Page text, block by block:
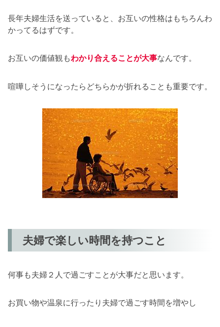
長年夫婦生活を送っていると、お互いの性格はもちろんわ
かってるはずです。
お互いの価値観もわかり合えることが大事なんです。
喧嘩しそうになったらどちらかが折れることも重要です。
夫婦で楽しい時間を持つこと
何事も夫婦２人で過ごすことが大事だと思います。
お買い物や温泉に行ったり夫婦で過ごす時間を増やし